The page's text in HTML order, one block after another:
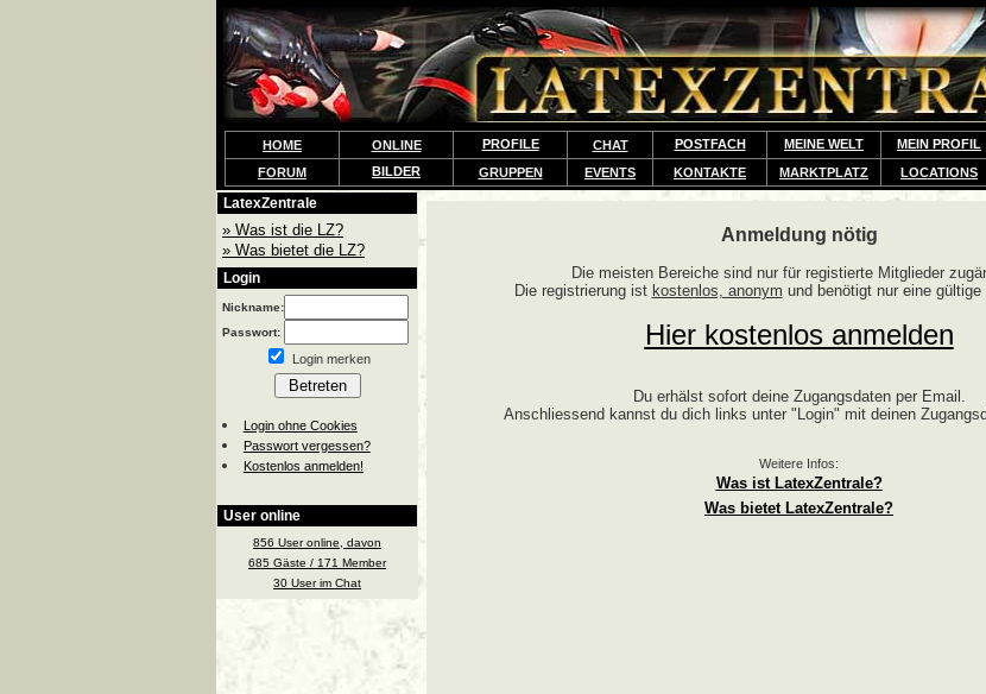
HOME ONLINE PROFILE CHAT POSTFACH MEINE WELT MEIN PROFIL
FORUM
BILDER GRUPPEN EVENTS KONTAKTE MARKTPLATZ LOCATIONS
LatexZentrale
» Was ist die LZ?
» Was bietet die LZ?
Login
Nickname:
Passwort:
Login merken
Login ohne Cookies
Passwort vergessen?
Kostenlos anmelden!
User online
856 User online, davon
685 Gäste / 171 Member
30 User im Chat
Anmeldung nötig
Die meisten Bereiche sind nur für registierte Mitglieder
Die registrierung ist kostenlos, anonym und benötigt nur eine
Hier kostenlos anmelden
Du erhälst sofort deine Zugangsdaten per Email.
Anschliessend kannst du dich links unter "Login" mit deinen
Weitere Infos:
Was ist LatexZentrale?
Was bietet LatexZentrale?